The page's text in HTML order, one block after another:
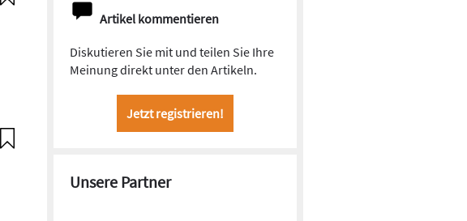
Artikel kommentieren
Diskutieren Sie mit und teilen Sie Ihre
Meinung direkt unter den Artikeln.
Jetzt registrieren!
Unsere Partner